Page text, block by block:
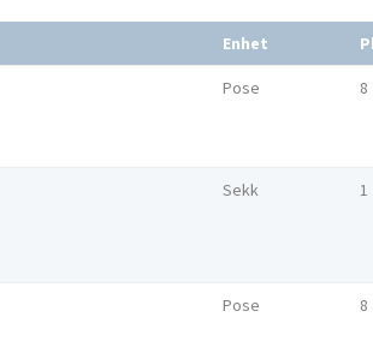
Enhet
Pose 8
Sekk 1
Pose 8